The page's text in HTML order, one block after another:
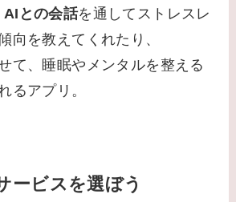
AIとの会話を通してストレスレ
向を教えてくれたり、
て、睡眠やメンタルを整える
るアプリ。
ービスを選ぼう